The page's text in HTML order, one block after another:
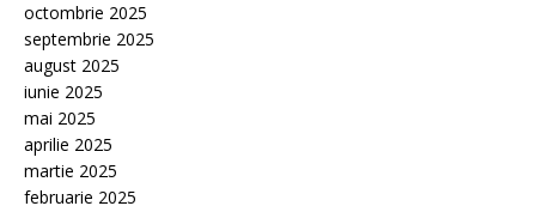
octombrie 2025
septembrie 2025
august 2025
iunie 2025
mai 2025
aprilie 2025
martie 2025
februarie 2025